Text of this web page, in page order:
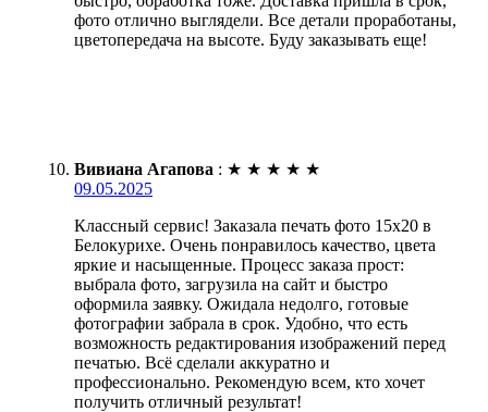
фото отлично выглядели. Все детали проработаны,
цветопередача на высоте. Буду заказывать еще!
Вивиана Агапова : ★ ★ ★ ★ ★
09.05.2025
Классный сервис! Заказала печать фото 15х20 в
Белокурихе. Очень понравилось качество, цвета
яркие и насыщенные. Процесс заказа прост:
выбрала фото, загрузила на сайт и быстро
оформила заявку. Ожидала недолго, готовые
фотографии забрала в срок. Удобно, что есть
возможность редактирования изображений перед
печатью. Всё сделали аккуратно и
профессионально. Рекомендую всем, кто хочет
получить отличный результат!